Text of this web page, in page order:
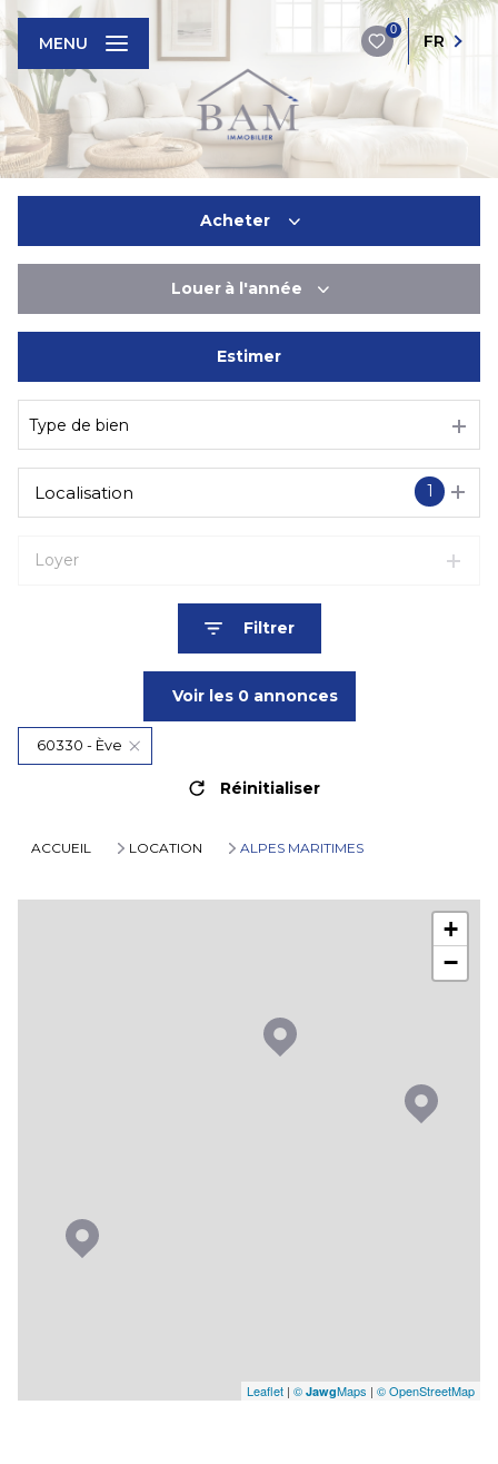
0
FR
MENU
Acheter
Du neuf
Louer à l'année
De l'immo pro
Estimer
Type de bien
1
Localisation
Loyer
Filtrer
Voir les 0annonces
60330 - Ève
Réinitialiser
ACCUEIL LOCATION ALPES MARITIMES
+
−
Leaflet | © JawgMaps | © OpenStreetMap